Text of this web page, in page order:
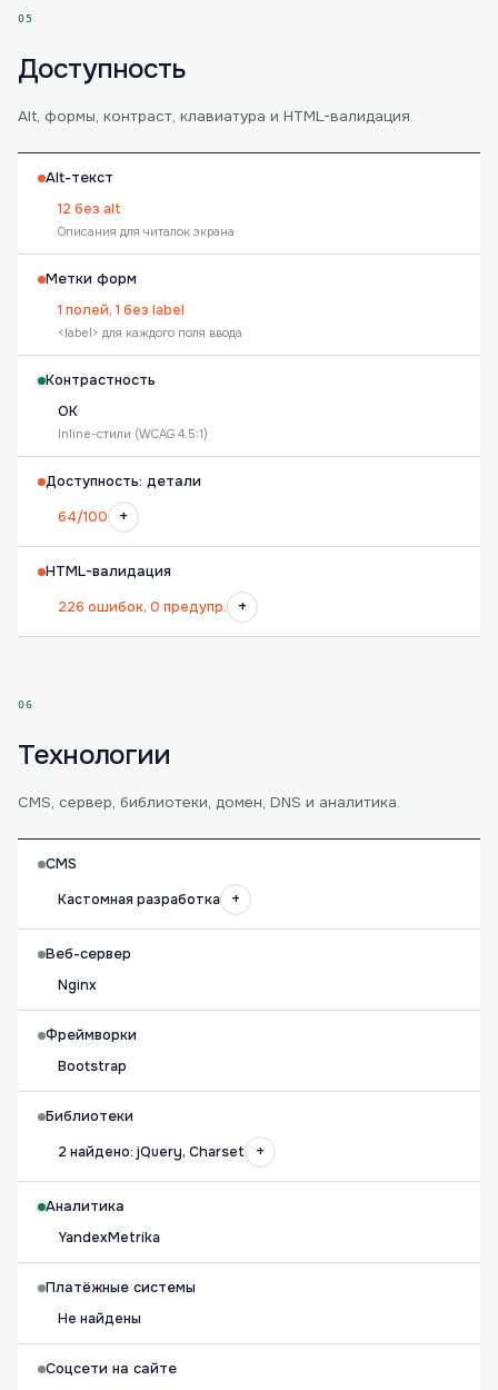
05
Доступность
Alt, формы, контраст, клавиатура и HTML-валидация.
Alt-текст
12 без alt
Описания для читалок экрана
Метки форм
1 полей, 1 без label
<label> для каждого поля ввода
Контрастность
OK
Inline-стили (WCAG 4.5:1)
Доступность: детали
64/100
+
HTML-валидация
226 ошибок, 0 предупр.
+
06
Технологии
CMS, сервер, библиотеки, домен, DNS и аналитика.
CMS
Кастомная разработка
+
Веб-сервер
Nginx
Фреймворки
Bootstrap
Библиотеки
2 найдено: jQuery, Charset
+
Аналитика
YandexMetrika
Платёжные системы
Не найдены
Соцсети на сайте